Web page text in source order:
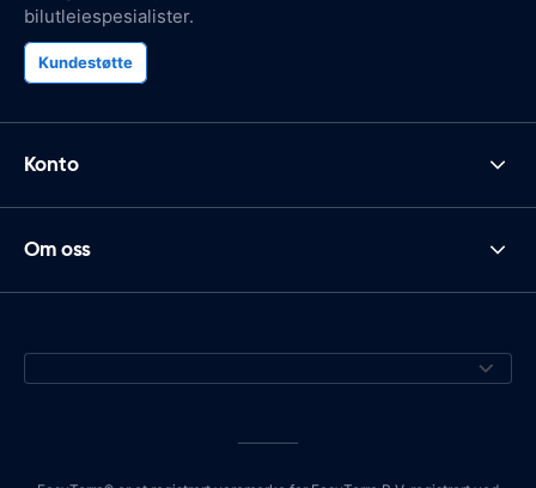
bilutleiespesialister.
Kundestøtte
Konto
Om oss